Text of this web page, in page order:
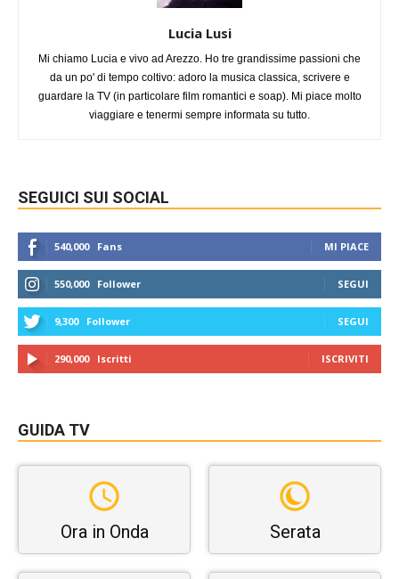
Lucia Lusi
Mi chiamo Lucia e vivo ad Arezzo. Ho tre grandissime passioni che
da un po' di tempo coltivo: adoro la musica classica, scrivere e
guardare la TV (in particolare film romantici e soap). Mi piace molto
viaggiare e tenermi sempre informata su tutto.
SEGUICI SUI SOCIAL
540,000 Fans MI PIACE
550,000 Follower SEGUI
9,300 Follower SEGUI
290,000 Iscritti ISCRIVITI
GUIDA TV
Ora in Onda Serata